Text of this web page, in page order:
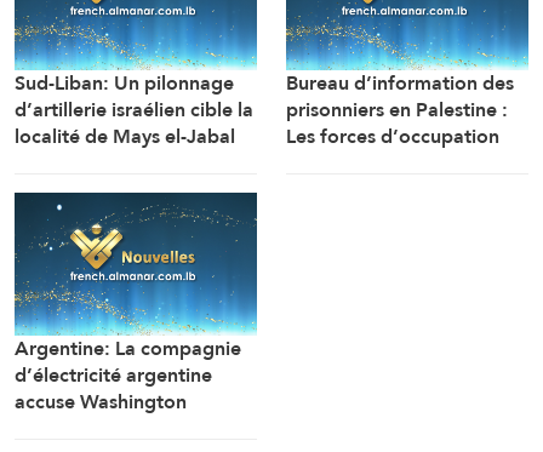
Sud-Liban: Un pilonnage
d’artillerie israélien cible la
localité de Mays el-Jabal
Manar)
Bureau d’information des
prisonniers en Palestine :
Les forces d’occupation
Argentine: La compagnie
d’électricité argentine
accuse Washington